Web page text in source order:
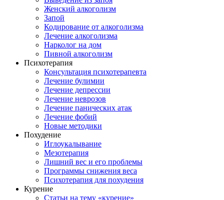
Женский алкоголизм
Запой
Кодирование от алкоголизма
Лечение алкоголизма
Нарколог на дом
Пивной алкоголизм
Психотерапия
Консультация психотерапевта
Лечение булимии
Лечение депрессии
Лечение неврозов
Лечение панических атак
Лечение фобий
Новые методики
Похудение
Иглоукалывание
Мезотерапия
Лишний вес и его проблемы
Программы снижения веса
Психотерапия для похудения
Курение
Статьи на тему «курение»